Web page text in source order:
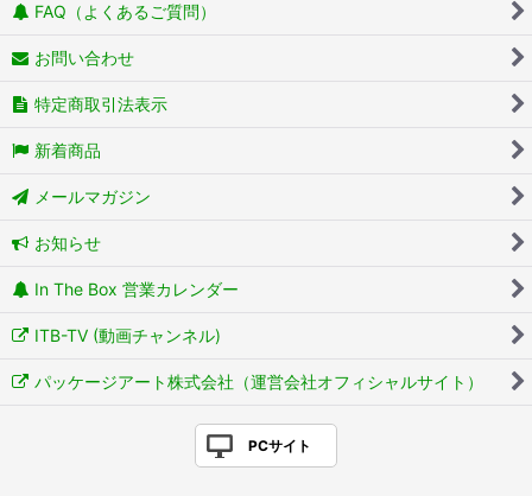
FAQ（よくあるご質問）
お問い合わせ
特定商取引法表示
新着商品
メールマガジン
お知らせ
In The Box 営業カレンダー
ITB-TV (動画チャンネル)
パッケージアート株式会社（運営会社オフィシャルサイト）
PCサイト